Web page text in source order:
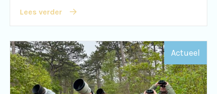
Lees verder
Actueel